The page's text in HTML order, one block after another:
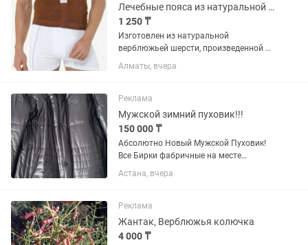
Лечебные пояса из натуральной верблюжьей шерсти!
1 250 ₸
Изготовлен из натуральной
верблюжьей шерсти, произведенной в
Турции, Иран и в Узбекистане..
Лечебный пояс, наколенники и носки!!!
Эффективный лечебный эффект
пояса,...
Алматы, вчера
Реклама
Мужской зимний пуховик!!!
150 000 ₸
Абсолютно Новый Мужской Пуховик!
Все Бирки фабричные на месте
Премиальный мужской пуховик Люкс
бренд Корея … Размер -52 Утеплитель-
Материал вверха -Поликоттон...
Астана, вчера
Реклама
Жантак, Верблюжья колючка
4 000 ₸